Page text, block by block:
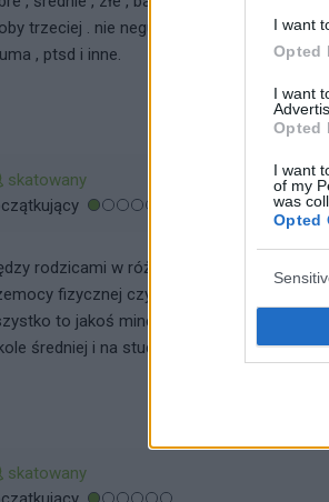
I want
Opted
I want
Opted
I want
of my
was
Opted
trzeciej . nie neguję odczuć ale zawsze
, ptsd i inne.
skatowany
rodzicami w różnych okresach się nie
fizycznej czy też jakiejś
to jakoś minęło i dotyczyło to
średniej i na studiach w stosunkach
skatowany